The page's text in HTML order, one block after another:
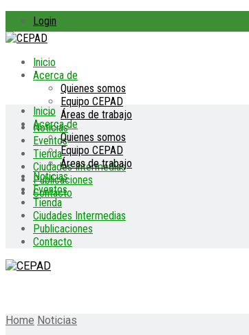
Login
Inicio
Acerca de
Quienes somos
Equipo CEPAD
Áreas de trabajo
Noticias
Eventos
Tienda
Ciudades Intermedias
Publicaciones
Contacto
Inicio
Acerca de
Quienes somos
Equipo CEPAD
Áreas de trabajo
Noticias
Eventos
Tienda
Ciudades Intermedias
Publicaciones
Contacto
Home Noticias